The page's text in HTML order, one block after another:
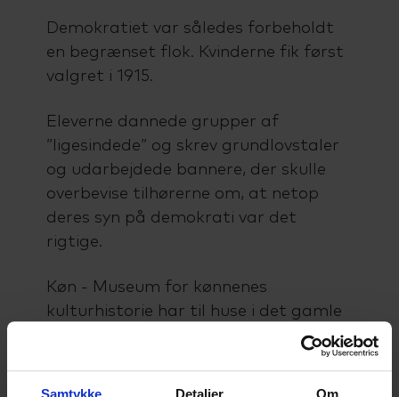
Demokratiet var således forbeholdt
en begrænset flok. Kvinderne fik først
valgret i 1915.
Eleverne dannede grupper af
”ligesindede” og skrev grundlovstaler
og udarbejdede bannere, der skulle
overbevise tilhørerne om, at netop
deres syn på demokrati var det
rigtige.
Køn - Museum for kønnenes
kulturhistorie har til huse i det gamle
rådhus i Århus, og eleverne opholdt sig
en del af tiden i dan gamle byrådssal.